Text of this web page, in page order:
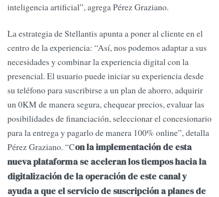
inteligencia artificial”, agrega Pérez Graziano.
La estrategia de Stellantis apunta a poner al cliente en el
centro de la experiencia: “Así, nos podemos adaptar a sus
necesidades y combinar la experiencia digital con la
presencial. El usuario puede iniciar su experiencia desde
su teléfono para suscribirse a un plan de ahorro, adquirir
un 0KM de manera segura, chequear precios, evaluar las
posibilidades de financiación, seleccionar el concesionario
para la entrega y pagarlo de manera 100% online”, detalla
Pérez Graziano. “Con la implementación de esta
nueva plataforma se aceleran los tiempos hacia la
digitalización de la operación de este canal y
ayuda a que el servicio de suscripción a planes de